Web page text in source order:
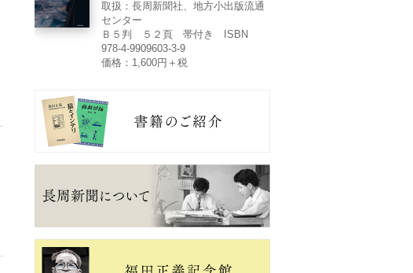
取扱：長周新聞社、地方小出版流通
センター
Ｂ５判 ５２頁 帯付き ISBN
978-4-9909603-3-9
価格：1,600円＋税